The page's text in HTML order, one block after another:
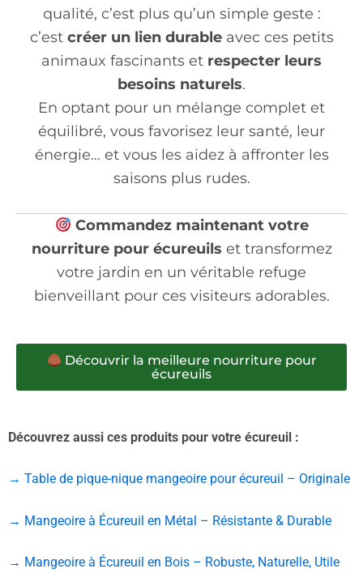
qualité, c’est plus qu’un simple geste :
c’est créer un lien durableavec ces petits
animaux fascinants et respecter leurs
besoins naturels.
En optant pour un mélange complet et
équilibré, vous favorisez leur santé, leur
énergie… et vous les aidez à affronter les
saisons plus rudes.
Commandez maintenant votre
nourriture pour écureuils et transformez
votre jardin en un véritable refuge
bienveillant pour ces visiteurs adorables.
Découvrir la meilleure nourriture pour
écureuils
Découvrez aussi ces produits pour votre écureuil :
→ Table de pique-nique mangeoire pour écureuil – Originale
→ Mangeoire à Écureuil en Métal – Résistante & Durable
→ Mangeoire à Écureuil en Bois – Robuste, Naturelle, Utile